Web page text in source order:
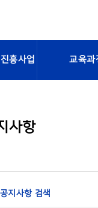
흥사업 교육과
사항
공지사항 검색